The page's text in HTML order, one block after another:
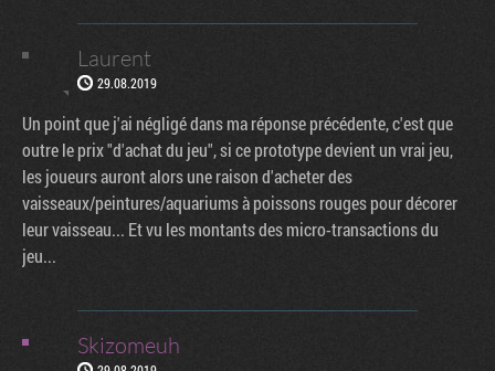
Laurent
29.08.2019
Un point que j'ai négligé dans ma réponse précédente, c'est que
outre le prix "d'achat du jeu", si ce prototype devient un vrai jeu,
les joueurs auront alors une raison d'acheter des
vaisseaux/peintures/aquariums à poissons rouges pour décorer
leur vaisseau... Et vu les montants des micro-transactions du
jeu...
Skizomeuh